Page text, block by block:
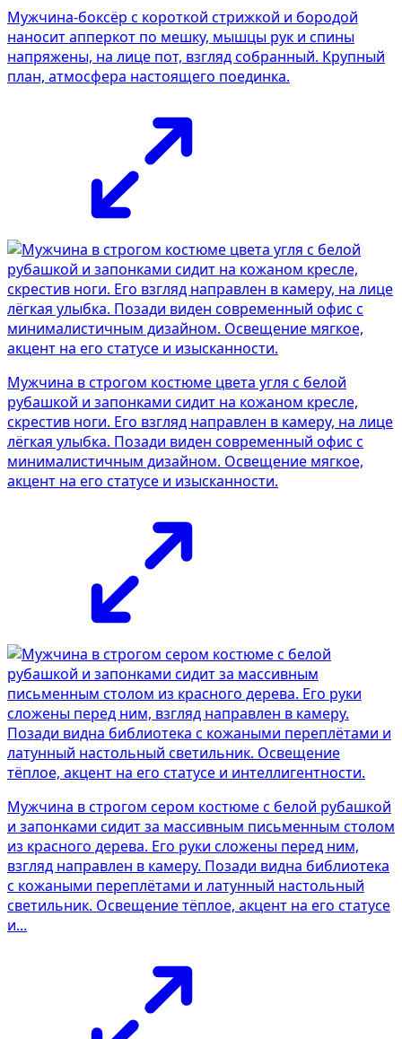
Мужчина-боксёр с короткой стрижкой и бородой
наносит апперкот по мешку, мышцы рук и спины
напряжены, на лице пот, взгляд собранный. Крупный
план, атмосфера настоящего поединка.
Мужчина в строгом костюме цвета угля с белой
рубашкой и запонками сидит на кожаном кресле,
скрестив ноги. Его взгляд направлен в камеру, на лице
лёгкая улыбка. Позади виден современный офис с
минималистичным дизайном. Освещение мягкое,
акцент на его статусе и изысканности.
Мужчина в строгом сером костюме с белой рубашкой
и запонками сидит за массивным письменным столом
из красного дерева. Его руки сложены перед ним,
взгляд направлен в камеру. Позади видна библиотека
с кожаными переплётами и латунный настольный
светильник. Освещение тёплое, акцент на его статусе
и...